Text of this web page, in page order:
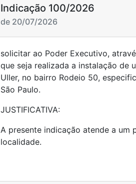
Indicação 100/2026
de 20/07/2026
solicitar ao Poder Executivo,
que seja realizada a instalação de
Uller, no bairro Rodeio 50,
São Paulo.
JUSTIFICATIVA:
A presente indicação atende a um
localidade.